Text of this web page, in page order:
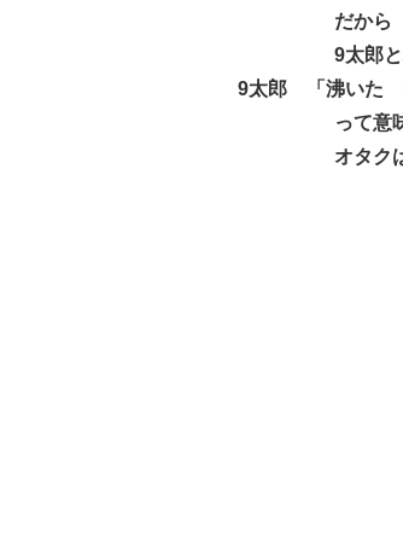
だから あの
9太郎とバト
9太郎 「沸いた
って意味で言
オタクはセン